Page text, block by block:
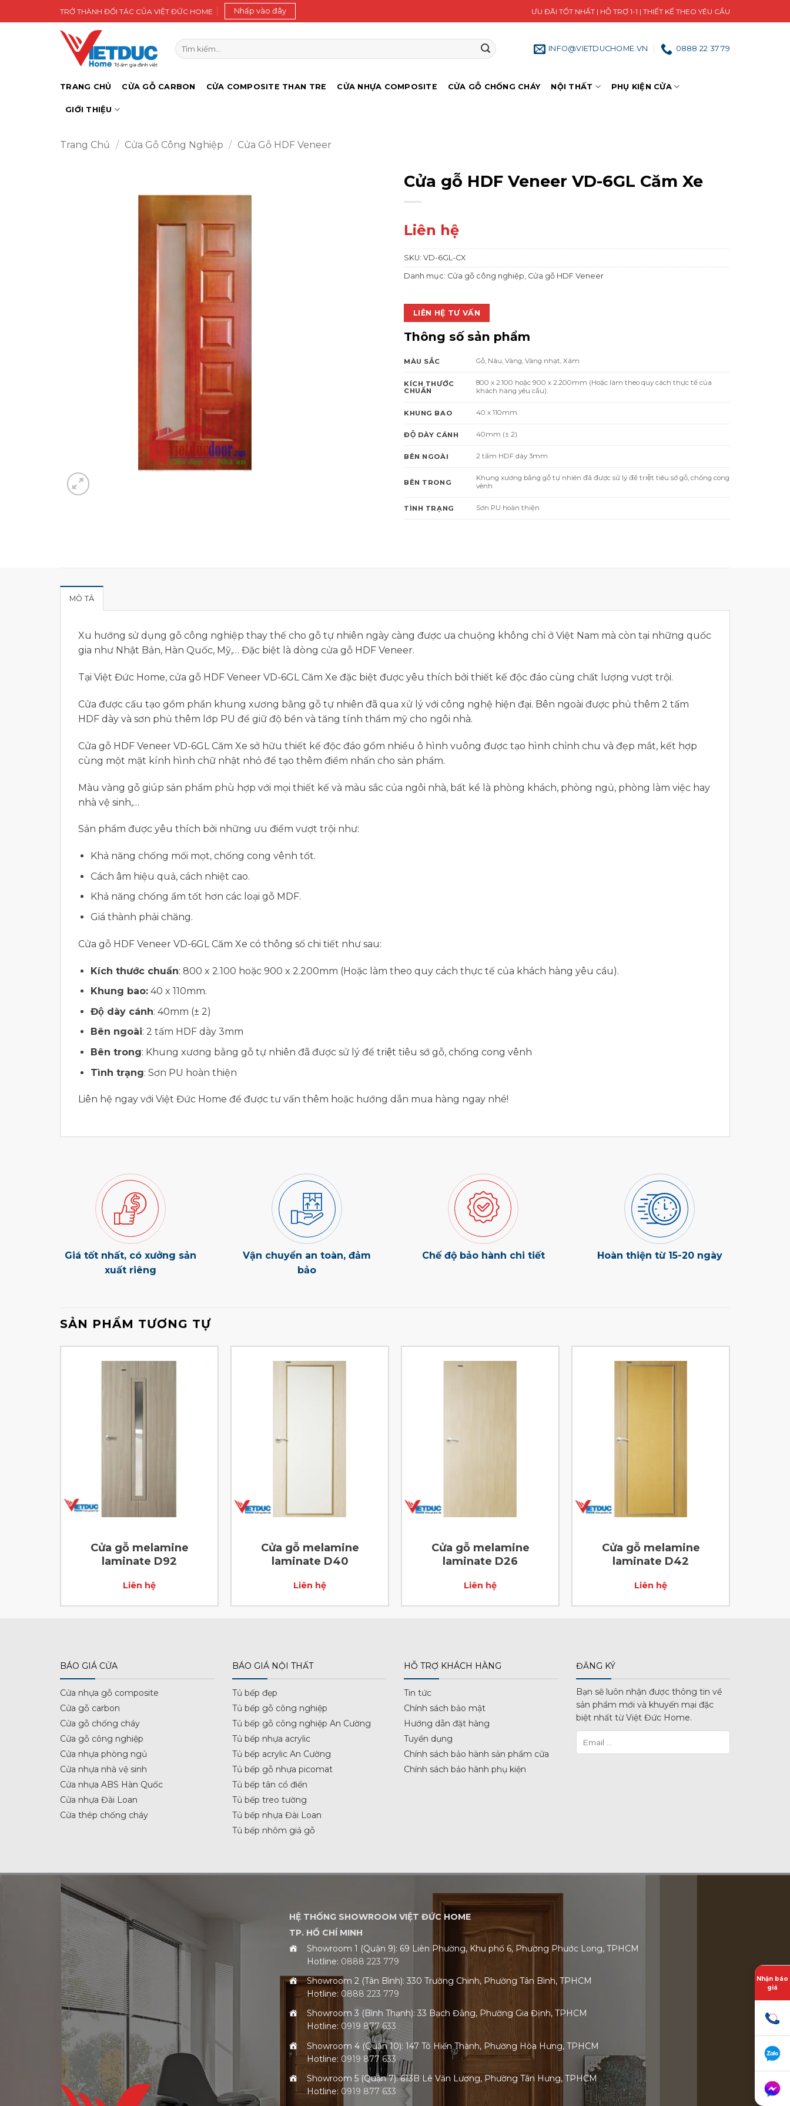
qua
TRỞ THÀNH ĐỐI TÁC CỦA VIỆT ĐỨC HOME Nhấp vào đây ƯU ĐÃI TỐT NHẤT | HỖ TRỢ 1-1 | THIẾT KẾ THEO YÊU CẦU
Tìm
kiếm:
INFO@VIETDUCHOME.VN 0888 22 37 79
TRANG CHỦ CỬA GỖ CARBON CỬA COMPOSITE THAN TRE CỬA NHỰA COMPOSITE CỬA GỖ CHỐNG CHÁY NỘI THẤT PHỤ KIỆN CỬA
GIỚI THIỆU
Trang Chủ / Cửa Gỗ Công Nghiệp / Cửa Gỗ HDF Veneer
Cửa gỗ HDF Veneer VD-6GL Căm Xe
Liên hệ
SKU: VD-6GL-CX
Danh mục: Cửa gỗ công nghiệp, Cửa gỗ HDF Veneer
LIÊN HỆ TƯ VẤN
Thông số sản phẩm
MÀU SẮC Gỗ, Nâu, Vàng, Vàng nhạt, Xám
KÍCH THƯỚC
CHUẨN
800 x 2.100 hoặc 900 x 2.200mm (Hoặc làm theo quy cách thực tế của
khách hàng yêu cầu).
KHUNG BAO 40 x 110mm.
ĐỘ DÀY CÁNH 40mm (± 2)
BÊN NGOÀI 2 tấm HDF dày 3mm
BÊN TRONG
Khung xương bằng gỗ tự nhiên đã được sử lý để triệt tiêu sớ gỗ, chống cong
vênh
TÌNH TRẠNG Sơn PU hoàn thiện
MÔ TẢ
Xu hướng sử dụng gỗ công nghiệp thay thế cho gỗ tự nhiên ngày càng được ưa chuộng không chỉ ở Việt Nam mà còn tại những quốc
gia như Nhật Bản, Hàn Quốc, Mỹ,… Đặc biệt là dòng cửa gỗ HDF Veneer.
Tại Việt Đức Home, cửa gỗ HDF Veneer VD-6GL Căm Xe đặc biệt được yêu thích bởi thiết kế độc đáo cùng chất lượng vượt trội.
Cửa được cấu tạo gồm phần khung xương bằng gỗ tự nhiên đã qua xử lý với công nghệ hiện đại. Bên ngoài được phủ thêm 2 tấm
HDF dày và sơn phủ thêm lớp PU để giữ độ bền và tăng tính thẩm mỹ cho ngôi nhà.
Cửa gỗ HDF Veneer VD-6GL Căm Xe sở hữu thiết kế độc đáo gồm nhiều ô hình vuông được tạo hình chỉnh chu và đẹp mắt, kết hợp
cùng một mặt kính hình chữ nhật nhỏ để tạo thêm điểm nhấn cho sản phẩm.
Màu vàng gỗ giúp sản phẩm phù hợp với mọi thiết kế và màu sắc của ngôi nhà, bất kể là phòng khách, phòng ngủ, phòng làm việc hay
nhà vệ sinh,…
Sản phẩm được yêu thích bởi những ưu điểm vượt trội như:
Khả năng chống mối mọt, chống cong vênh tốt.
Cách âm hiệu quả, cách nhiệt cao.
Khả năng chống ẩm tốt hơn các loại gỗ MDF.
Giá thành phải chăng.
Cửa gỗ HDF Veneer VD-6GL Căm Xe có thông số chi tiết như sau:
Kích thước chuẩn: 800 x 2.100 hoặc 900 x 2.200mm (Hoặc làm theo quy cách thực tế của khách hàng yêu cầu).
Khung bao:40 x 110mm.
Độ dày cánh: 40mm (± 2)
Bên ngoài: 2 tấm HDF dày 3mm
Bên trong: Khung xương bằng gỗ tự nhiên đã được sử lý để triệt tiêu sớ gỗ, chống cong vênh
Tình trạng: Sơn PU hoàn thiện
Liên hệ ngay với Việt Đức Home để được tư vấn thêm hoặc hướng dẫn mua hàng ngay nhé!
Giá tốt nhất, có xưởng sản
xuất riêng
Vận chuyển an toàn, đảm
bảo
Chế độ bảo hành chi tiết Hoàn thiện từ 15-20 ngày
SẢN PHẨM TƯƠNG TỰ
Cửa gỗ melamine
laminate D92
Liên hệ
Cửa gỗ melamine
laminate D40
Liên hệ
Cửa gỗ melamine
laminate D26
Liên hệ
Cửa gỗ melamine
laminate D42
Liên hệ
BÁO GIÁ CỬA
Cửa nhựa gỗ composite
Cửa gỗ carbon
Cửa gỗ chống cháy
Cửa gỗ công nghiệp
Cửa nhựa phòng ngủ
Cửa nhựa nhà vệ sinh
Cửa nhựa ABS Hàn Quốc
Cửa nhựa Đài Loan
Cửa thép chống cháy
BÁO GIÁ NỘI THẤT
Tủ bếp đẹp
Tủ bếp gỗ công nghiệp
Tủ bếp gỗ công nghiệp An Cường
Tủ bếp nhựa acrylic
Tủ bếp acrylic An Cường
Tủ bếp gỗ nhựa picomat
Tủ bếp tân cổ điển
Tủ bếp treo tường
Tủ bếp nhựa Đài Loan
Tủ bếp nhôm giả gỗ
HỖ TRỢ KHÁCH HÀNG
Tin tức
Chính sách bảo mật
Hướng dẫn đặt hàng
Tuyển dụng
Chính sách bảo hành sản phẩm cửa
Chính sách bảo hành phụ kiện
ĐĂNG KÝ
Bạn sẽ luôn nhận được thông tin về
sản phẩm mới và khuyến mại đặc
biệt nhất từ Việt Đức Home.
HỆ THỐNG SHOWROOM VIỆT ĐỨC HOME
TP. HỒ CHÍ MINH
Showroom 1 (Quận 9): 69 Liên Phường, Khu phố 6, Phường Phước Long, TPHCM
Hotline: 0888 223 779
Showroom 2 (Tân Bình): 330 Trường Chinh, Phường Tân Bình, TPHCM
Hotline: 0888 223 779
Showroom 3 (Bình Thạnh): 33 Bạch Đằng, Phường Gia Định, TPHCM
Hotline: 0919 877 633
Showroom 4 (Quận 10): 147 Tô Hiến Thành, Phường Hòa Hưng, TPHCM
Hotline: 0919 877 633
Showroom 5 (Quận 7): 613B Lê Văn Lương, Phường Tân Hưng, TPHCM
Hotline: 0919 877 633
Nhận báo
giá